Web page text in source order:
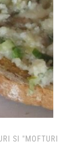
SI "MOFTURI